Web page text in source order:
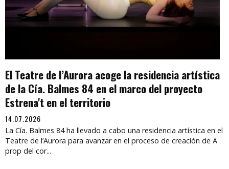
El Teatre de l’Aurora acoge la residencia artística
de la Cía. Balmes 84 en el marco del proyecto
Estrena't en el territorio
14.07.2026
La Cía. Balmes 84 ha llevado a cabo una residencia artística en el
Teatre de l’Aurora para avanzar en el proceso de creación de A
prop del cor...